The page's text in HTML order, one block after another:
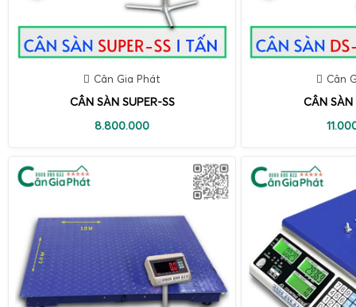
Cân Gia Phát
CÂN SÀN SUPER-SS
8.800.000
Cân
CÂN SÀN